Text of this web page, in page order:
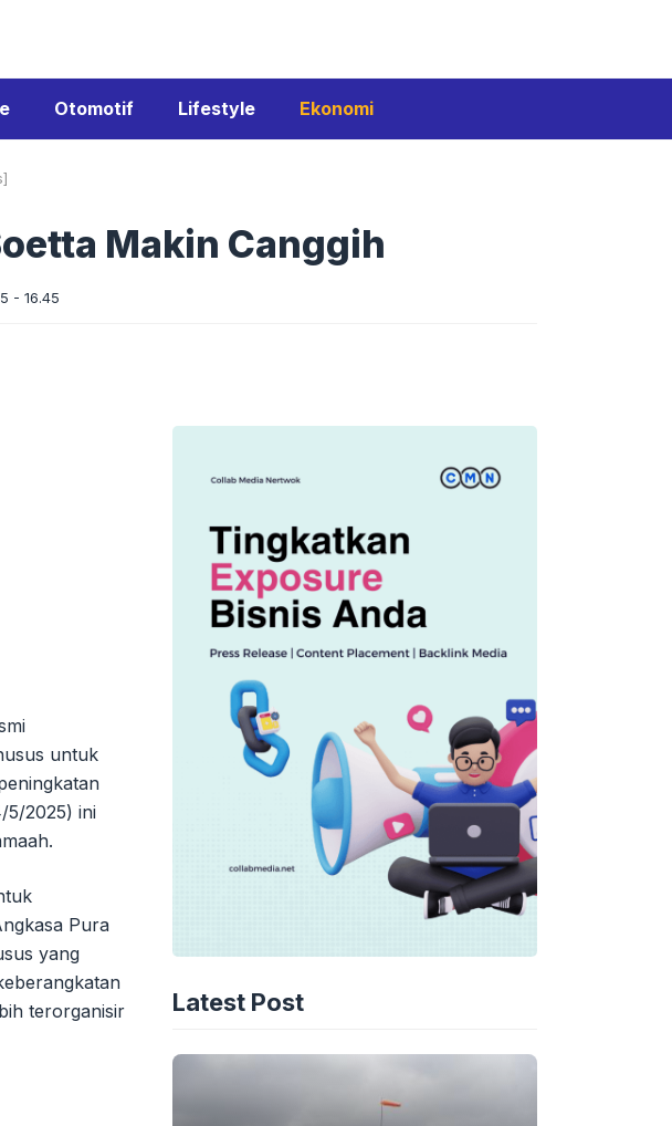
Otomotif Lifestyle Ekonomi
Makin Canggih
- 16.45
untuk
5/2025) ini
Pura
yang
terorganisir
Latest Post